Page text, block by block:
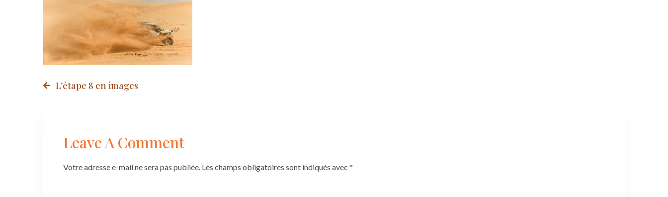
Post
L’étape 8 en images
Leave A Comment
Votre adresse e-mail ne sera pas publiée. Les champs obligatoires sont indiqués avec *